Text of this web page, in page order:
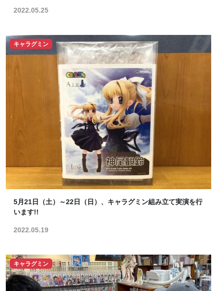
2022.05.25
キャラグミン
5月21日（土）～22日（日）、キャラグミン組み立て実演を行
います!!
2022.05.19
キャラグミン